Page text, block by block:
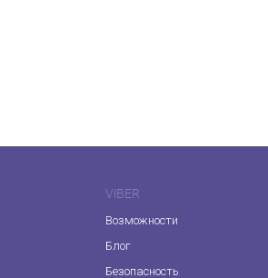
VIBER
Возможности
Блог
Безопасность